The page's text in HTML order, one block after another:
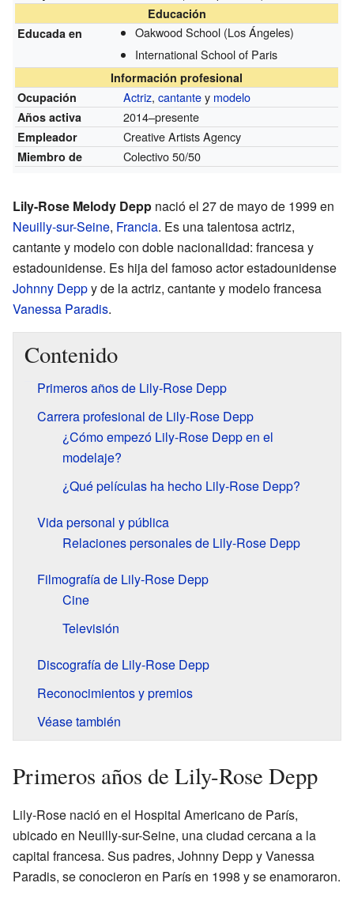
Educación
Educada en
Oakwood School (Los Ángeles)
International School of Paris
Información profesional
Ocupación
Actriz,cantantey modelo
Años activa 2014–presente
Empleador Creative Artists Agency
Miembro de Colectivo 50/50
Lily-Rose Melody Depp nació el 27 de mayo de 1999 en
Neuilly-sur-Seine, Francia. Es una talentosa actriz,
cantante y modelo con doble nacionalidad: francesa y
estadounidense. Es hija del famoso actor estadounidense
Johnny Deppy de la actriz, cantante y modelo francesa
Vanessa Paradis.
Contenido
Primeros años de Lily-Rose Depp
Carrera profesional de Lily-Rose Depp
¿Cómo empezó Lily-Rose Depp en el
modelaje?
¿Qué películas ha hecho Lily-Rose Depp?
Vida personal y pública
Relaciones personales de Lily-Rose Depp
Filmografía de Lily-Rose Depp
Cine
Televisión
Discografía de Lily-Rose Depp
Reconocimientos y premios
Véase también
Primeros años de Lily-Rose Depp
Lily-Rose nació en el Hospital Americano de París,
ubicado en Neuilly-sur-Seine, una ciudad cercana a la
capital francesa. Sus padres, Johnny Depp y Vanessa
Paradis, se conocieron en París en 1998 y se enamoraron.